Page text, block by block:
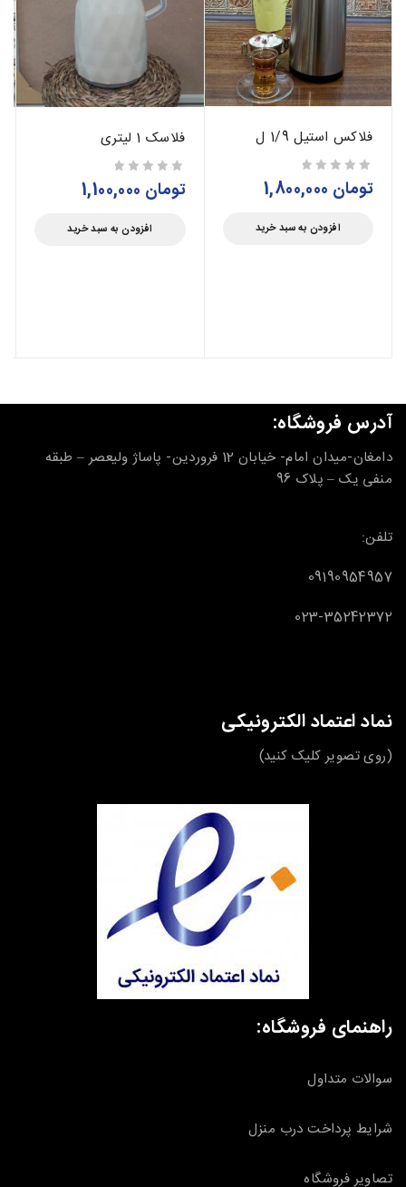
فلاکس استیل 1/9 ل
تومان
افزودن به سبد خرید
فلاسک 1 لیتری
تومان
افزودن به سبد خرید
آدرس فروشگاه:
دامغان-میدان امام- خیابان 12 فروردین- پاساژ ولیعصر – طبقه
منفی یک – پلاک 96
تلفن:
09190954957
023-35242372
نماد اعتماد الکترونیکی
(روی تصویر کلیک کنید)
راهنمای فروشگاه:
سوالات متداول
شرایط پرداخت درب منزل
تصاویر فروشگاه